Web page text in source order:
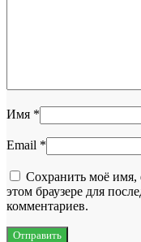
Имя *
Email *
Сохранить моё имя,
этом браузере для
комментариев.